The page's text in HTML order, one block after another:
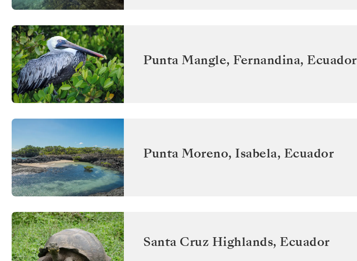
Punta Mangle, Fernandina, Ecuador
Punta Moreno, Isabela, Ecuador
Santa Cruz Highlands, Ecuador